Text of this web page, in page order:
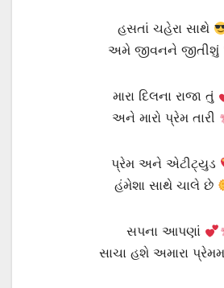
હસતાં ચહેરા સાથે
અમે જીવનને જીતીશું
મારા દિલના રાજા તું
અને મારો પ્રેમ તારી
પ્રેમ અને એટીટ્યુડ
હંમેશા સાથે ચાલે છે
સપના આપણાં
સાચા હશે અમારા